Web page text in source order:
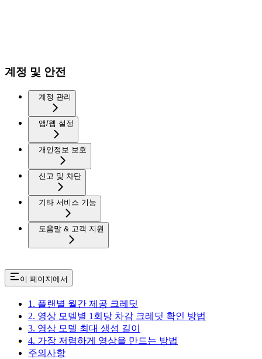
계정 및 안전
계정 관리
앱/웹 설정
개인정보 보호
신고 및 차단
기타 서비스 기능
도움말 & 고객 지원
이 페이지에서
1. 플랜별 월간 제공 크레딧
2. 영상 모델별 1회당 차감 크레딧 확인 방법
3. 영상 모델 최대 생성 길이
4. 가장 저렴하게 영상을 만드는 방법
주의사항